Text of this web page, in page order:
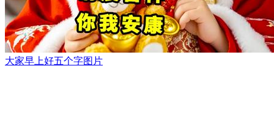
大家早上好五个字图片